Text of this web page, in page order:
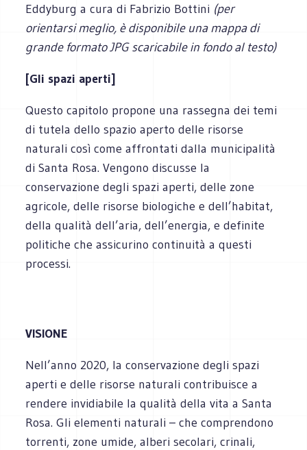
Eddyburg a cura di Fabrizio Bottini (per
orientarsi meglio, è disponibile una mappa di
grande formato JPG scaricabile in fondo al testo)
[Gli spazi aperti]
Questo capitolo propone una rassegna dei temi
di tutela dello spazio aperto delle risorse
naturali così come affrontati dalla municipalità
di Santa Rosa. Vengono discusse la
conservazione degli spazi aperti, delle zone
agricole, delle risorse biologiche e dell’habitat,
della qualità dell’aria, dell’energia, e definite
politiche che assicurino continuità a questi
processi.
VISIONE
Nell’anno 2020, la conservazione degli spazi
aperti e delle risorse naturali contribuisce a
rendere invidiabile la qualità della vita a Santa
Rosa. Gli elementi naturali – che comprendono
torrenti, zone umide, alberi secolari, crinali,